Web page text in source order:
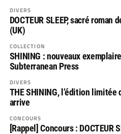
DIVERS
DOCTEUR SLEEP, sacré roman
(UK)
COLLECTION
SHINING : nouveaux
Subterranean Press
DIVERS
THE SHINING, l’édition limitée
arrive
CONCOURS
[Rappel] Concours : DOCTEUR